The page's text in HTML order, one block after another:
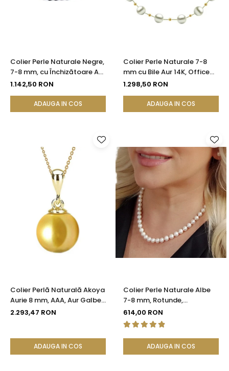
Colier Perle Naturale Negre,
7-8 mm, cu Închizătoare Aur
14K (aur 585) | KASKADDA®
1.142,50 RON
ADAUGA IN COS
Colier Perle Naturale 7-8
mm cu Bile Aur 14K, Office
Elegant | KASKADDA®
1.298,50 RON
ADAUGA IN COS
Colier Perlă Naturală Akoya
Aurie 8 mm, AAA, Aur Galben
14K | KASKADDA®
2.293,47 RON
ADAUGA IN COS
Colier Perle Naturale Albe
7-8 mm, Rotunde,
Închizătoare Argint 925 |
KASKADDA®
614,00 RON
ADAUGA IN COS